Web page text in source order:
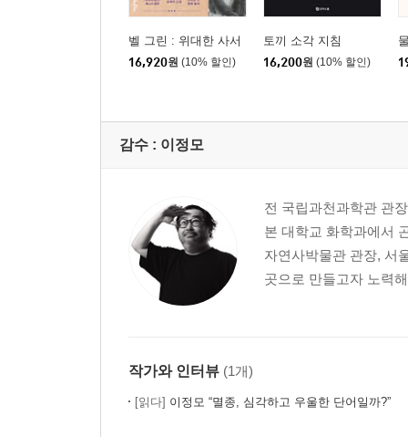
벨 그린 : 위대한 사서
16,920원 (10% 할인)
토끼 소각 지침
16,200원 (10% 할인)
감수 : 이정모
전 국립과천과학관 관
본 대학교 화학과에서
자연사박물관 관장, 서
곳으로 만들고자 노력
작가와 인터뷰 (1개)
[읽다] 이정모 “멸종, 심각하고 우울한 단어일까?”